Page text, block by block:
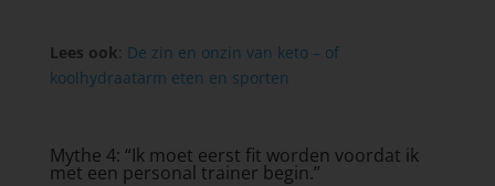
Lees ook: De zin en onzin van keto – of
koolhydraatarm eten en sporten
Mythe 4: “Ik moet eerst fit worden voordat ik
met een personal trainer begin.”